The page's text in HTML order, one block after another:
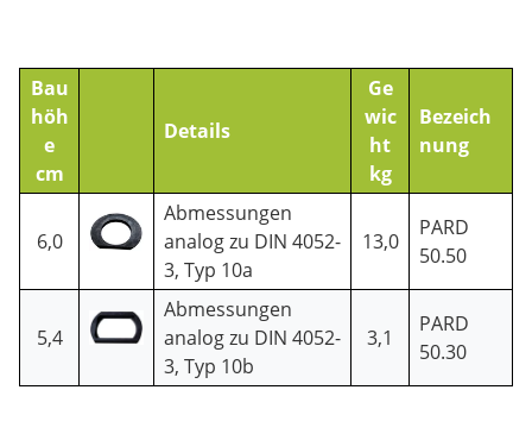
Bau
höh
e
cm
Details
Ge
wic
ht
kg
Bezeich
nung
6,0
Abmessungen
analog zu DIN 4052-
3, Typ 10a
13,0
PARD
50.50
5,4
Abmessungen
analog zu DIN 4052-
3, Typ 10b
3,1
PARD
50.30